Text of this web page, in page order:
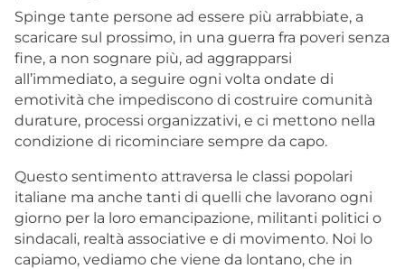
Spinge tante persone ad essere più arrabbiate, a
scaricare sul prossimo, in una guerra fra poveri senza
fine, a non sognare più, ad aggrapparsi
all’immediato, a seguire ogni volta ondate di
emotività che impediscono di costruire comunità
durature, processi organizzativi, e ci mettono nella
condizione di ricominciare sempre da capo.
Questo sentimento attraversa le classi popolari
italiane ma anche tanti di quelli che lavorano ogni
giorno per la loro emancipazione, militanti politici o
sindacali, realtà associative e di movimento. Noi lo
capiamo, vediamo che viene da lontano, che in